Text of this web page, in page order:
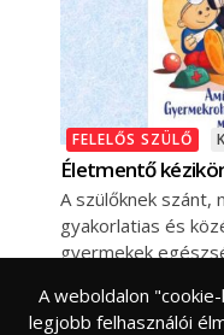
FELELŐS SZÜLŐ
Életmentő
A szülőknek szánt,
gyakorlatias és
gyermekek
A weboldalon
legjobb felhasználói